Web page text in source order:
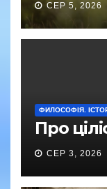
СЕР 5, 2026
ФИЛОСОФІЯ.
Про
СЕР 3, 2026